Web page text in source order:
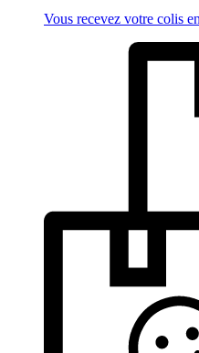
Vous recevez votre colis